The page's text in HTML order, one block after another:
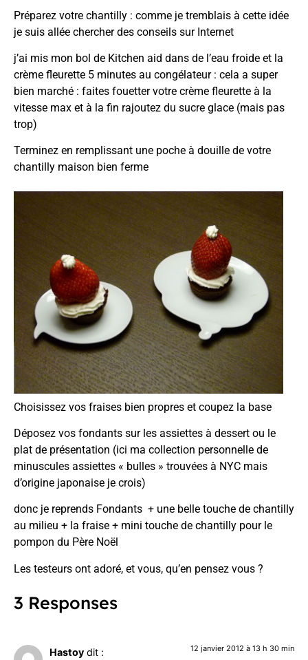
Préparez votre chantilly : comme je tremblais à cette idée
je suis allée chercher des conseils sur Internet
j’ai mis mon bol de Kitchen aid dans de l’eau froide et la
crème fleurette 5 minutes au congélateur : cela a super
bien marché : faites fouetter votre crème fleurette à la
vitesse max et à la fin rajoutez du sucre glace (mais pas
trop)
Terminez en remplissant une poche à douille de votre
chantilly maison bien ferme
Choisissez vos fraises bien propres et coupez la base
Déposez vos fondants sur les assiettes à dessert ou le
plat de présentation (ici ma collection personnelle de
minuscules assiettes « bulles » trouvées à NYC mais
d’origine japonaise je crois)
donc je reprends Fondants + une belle touche de chantilly
au milieu + la fraise + mini touche de chantilly pour le
pompon du Père Noël
Les testeurs ont adoré, et vous, qu’en pensez vous ?
3 Responses
Hastoy dit : 12 janvier 2012 à 13 h 30 min